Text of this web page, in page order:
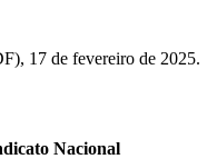
17 de fevereiro de 2025.
Nacional